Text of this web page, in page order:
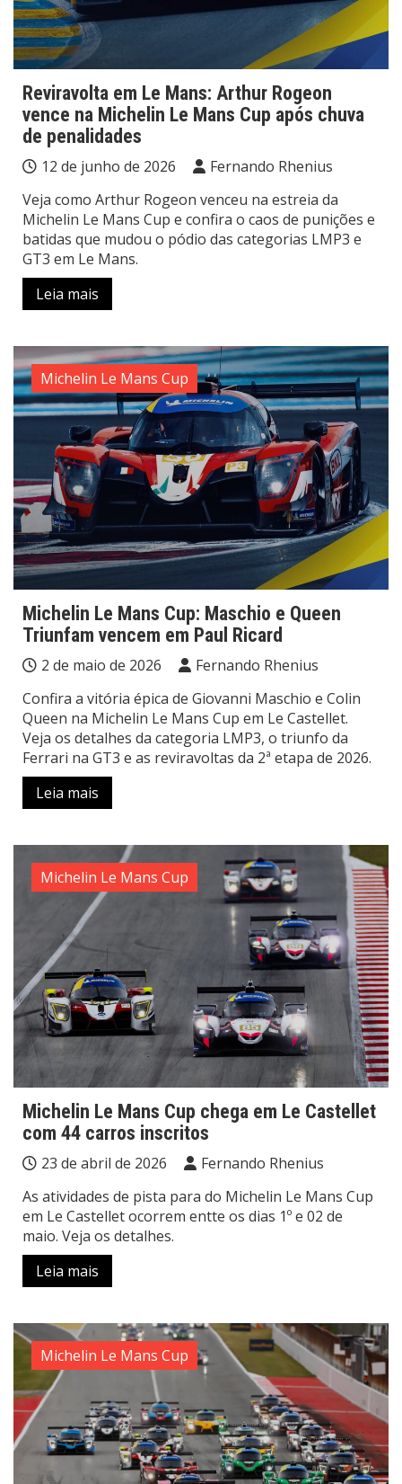
Reviravolta em Le Mans: Arthur Rogeon
vence na Michelin Le Mans Cup após chuva
de penalidades
12 de junho de 2026
Fernando Rhenius
Veja como Arthur Rogeon venceu na estreia da
Michelin Le Mans Cup e confira o caos de punições e
batidas que mudou o pódio das categorias LMP3 e
GT3 em Le Mans.
Leia mais
Michelin Le Mans Cup
Michelin Le Mans Cup: Maschio e Queen
Triunfam vencem em Paul Ricard
2 de maio de 2026
Fernando Rhenius
Confira a vitória épica de Giovanni Maschio e Colin
Queen na Michelin Le Mans Cup em Le Castellet.
Veja os detalhes da categoria LMP3, o triunfo da
Ferrari na GT3 e as reviravoltas da 2ª etapa de 2026.
Leia mais
Michelin Le Mans Cup
Michelin Le Mans Cup chega em Le Castellet
com 44 carros inscritos
23 de abril de 2026
Fernando Rhenius
As atividades de pista para do Michelin Le Mans Cup
em Le Castellet ocorrem entte os dias 1º e 02 de
maio. Veja os detalhes.
Leia mais
Michelin Le Mans Cup